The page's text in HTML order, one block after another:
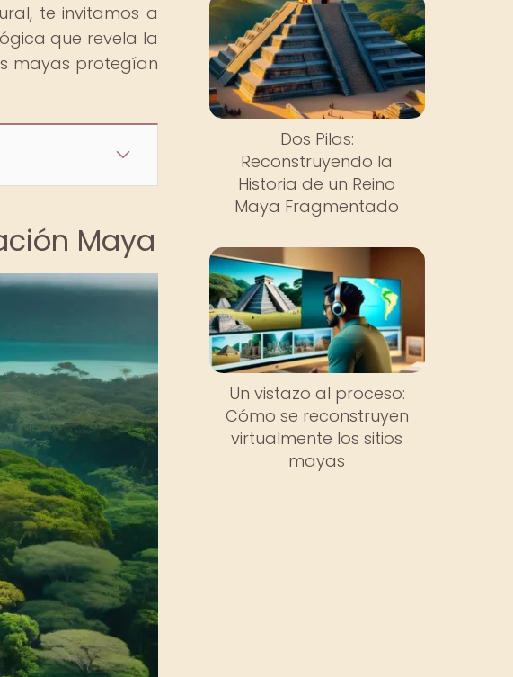
te invitamos a
que revela la
mayas protegían
Maya
Dos Pilas:
Reconstruyendo la
Historia de un Reino
Maya Fragmentado
Un vistazo al proceso:
Cómo se reconstruyen
virtualmente los sitios
mayas